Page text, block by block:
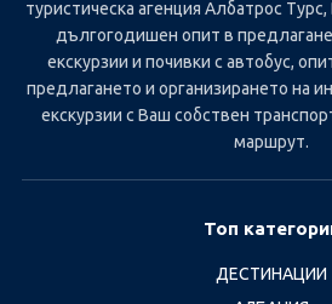
туристическа агенция Албатрос
дългогодишен опит в
екскурзии и почивки с автобус,
предлагането и организирането на
екскурзии с Ваш собствен
маршрут.
Топ
ДЕСТИНАЦИИ